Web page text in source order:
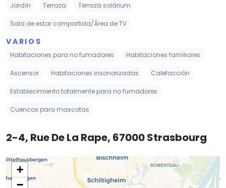
Jardín Terraza Terraza solárium
Sala de estar compartida/Área de TV
VARIOS
Habitaciones para no fumadores Habitaciones familiares
Ascensor Habitaciones insonorizadas Calefacción
Establecimiento totalmente para no fumadores
Cuencos para mascotas
2-4, Rue De La Rape, 67000 Strasbourg
+
−